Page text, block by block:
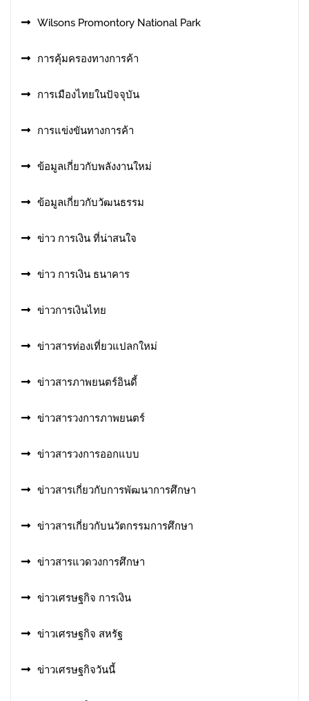
Wilsons Promontory National Park
การคุ้มครองทางการค้า
การเมืองไทยในปัจจุบัน
การแข่งขันทางการค้า
ข้อมูลเกี่ยวกับพลังงานใหม่
ข้อมูลเกี่ยวกับวัฒนธรรม
ข่าว การเงิน ที่น่าสนใจ
ข่าว การเงิน ธนาคาร
ข่าวการเงินไทย
ข่าวสารท่องเที่ยวแปลกใหม่
ข่าวสารภาพยนตร์อินดี้
ข่าวสารวงการภาพยนตร์
ข่าวสารวงการออกแบบ
ข่าวสารเกี่ยวกับการพัฒนาการศึกษา
ข่าวสารเกี่ยวกับนวัตกรรมการศึกษา
ข่าวสารแวดวงการศึกษา
ข่าวเศรษฐกิจ การเงิน
ข่าวเศรษฐกิจ สหรัฐ
ข่าวเศรษฐกิจวันนี้